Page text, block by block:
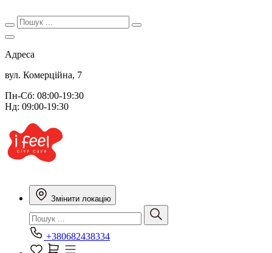
Адреса
вул. Комерційна, 7
Пн-Сб: 08:00-19:30
Нд: 09:00-19:30
Змінити локацію
+380682438334